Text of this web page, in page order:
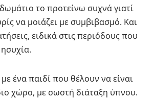
το προτείνω συχνά γιατί
να μοιάζει με συμβιβασμό. Και
ειδικά στις περιόδους που
με ένα παιδί που θέλουν να είναι
χώρο, με σωστή διάταξη ύπνου.